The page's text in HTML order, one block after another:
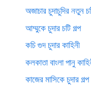
অজাচার চুদাচুদির নতুন
আম্মুকে চুদার চটি গল্প
কচি গুদ চুদার কাহিনী
কলকাতা বাংলা পানু
কাজের মাসিকে চুদার গল্প